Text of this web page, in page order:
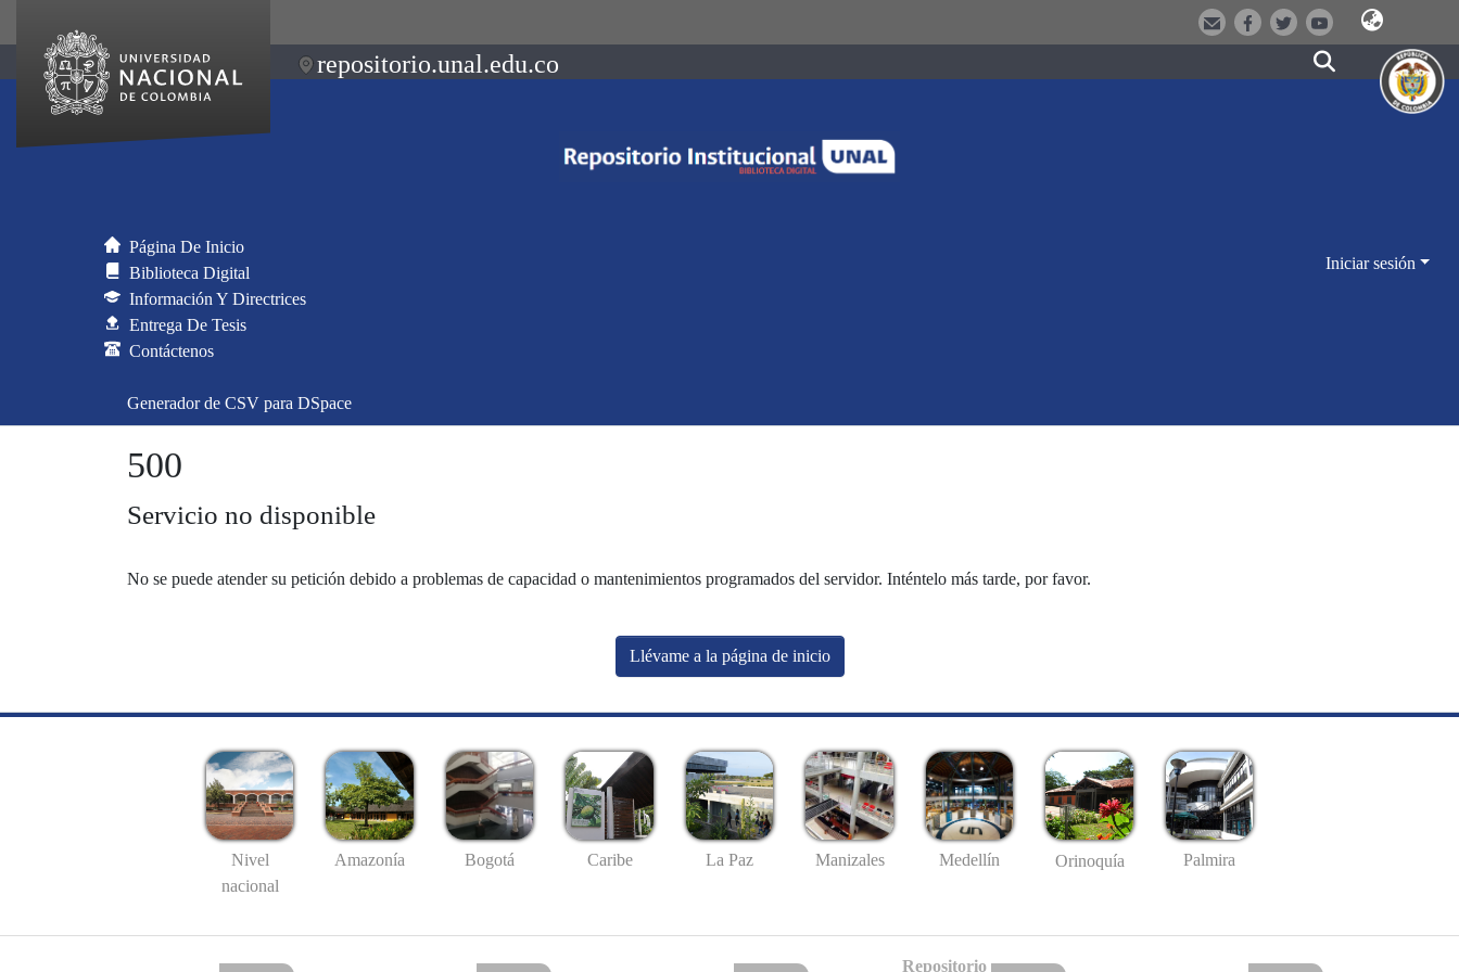
repositorio.unal.edu.co
Página De Inicio
Biblioteca Digital
Información Y Directrices
Entrega De Tesis
Contáctenos
Iniciar sesión
Generador de CSV para DSpace
500
Servicio no disponible
No se puede atender su petición debido a problemas de capacidad o mantenimientos programados del servidor. Inténtelo más tarde, por favor.
Llévame a la página de inicio
Nivel
nacional
Amazonía Bogotá Caribe La Paz Manizales Medellín Orinoquía Palmira
Repositorio